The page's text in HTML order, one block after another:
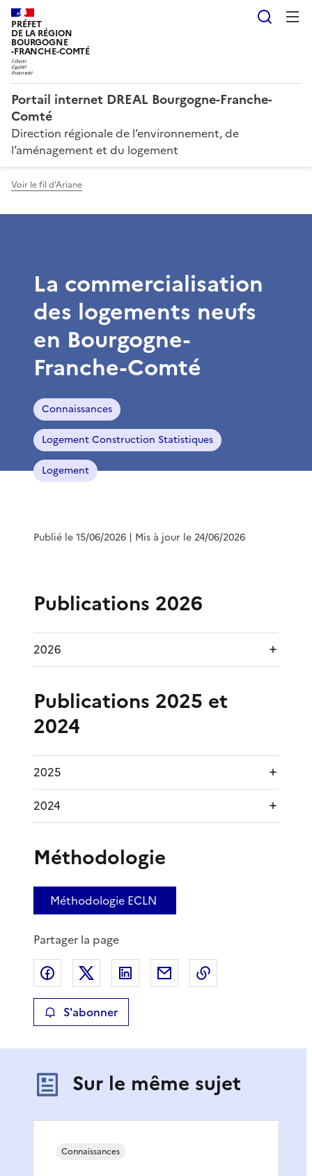
PRÉFET
DE LA RÉGION
BOURGOGNE
-FRANCHE-COMTÉ
Portail internet DREAL Bourgogne-Franche-
Comté
Direction régionale de l’environnement, de
l’aménagement et du logement
Voir le fil d'Ariane
La commercialisation
des logements neufs
en Bourgogne-
Franche-Comté
Connaissances
Logement Construction Statistiques
Logement
Publié le 15/06/2026 | Mis à jour le 24/06/2026
Publications 2026
2026
Publications 2025 et
2024
2025
2024
Méthodologie
Méthodologie ECLN
Partager la page
Partager sur Facebook
Partager sur XPartager sur LinkedIn
Partager par email
S'abonner
Sur le même sujet
Connaissances